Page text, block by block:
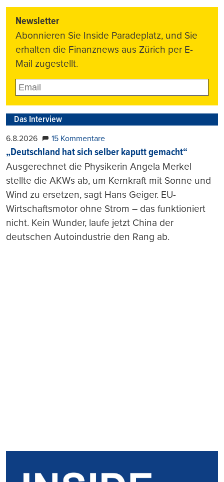
Newsletter
Abonnieren Sie Inside Paradeplatz, und Sie
erhalten die Finanznews aus Zürich per E-
Mail zugestellt.
Das Interview
6.8.2026 15 Kommentare
„Deutschland hat sich selber kaputt gemacht“
Ausgerechnet die Physikerin Angela Merkel
stellte die AKWs ab, um Kernkraft mit Sonne und
Wind zu ersetzen, sagt Hans Geiger. EU-
Wirtschaftsmotor ohne Strom – das funktioniert
nicht. Kein Wunder, laufe jetzt China der
deutschen Autoindustrie den Rang ab.